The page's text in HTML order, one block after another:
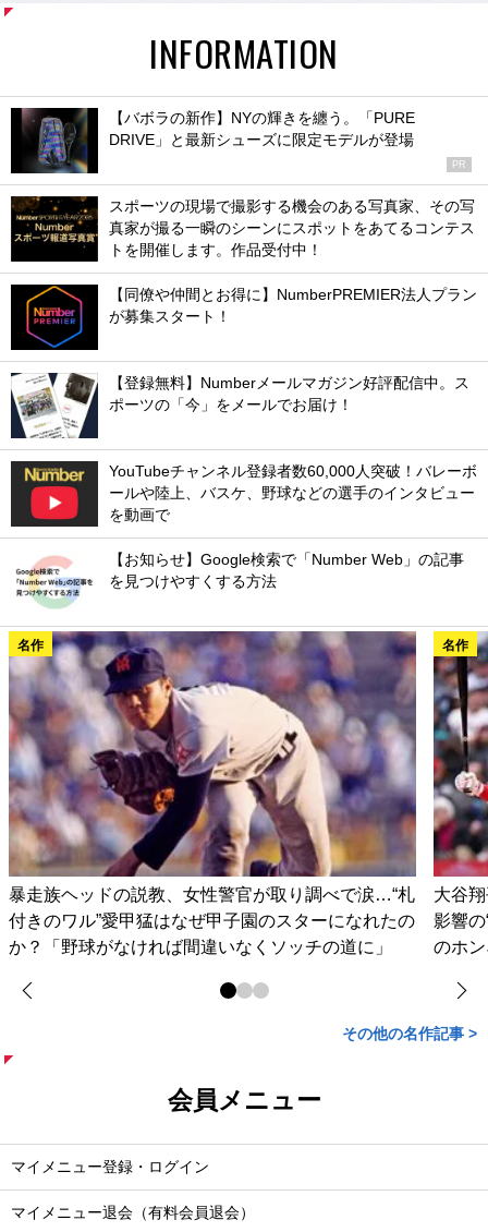
INFORMATION
【バボラの新作】NYの輝きを纏う。「PURE
DRIVE」と最新シューズに限定モデルが登場
PR
スポーツの現場で撮影する機会のある写真家、その写
真家が撮る一瞬のシーンにスポットをあてるコンテス
トを開催します。作品受付中！
【同僚や仲間とお得に】NumberPREMIER法人プラン
が募集スタート！
【登録無料】Numberメールマガジン好評配信中。ス
ポーツの「今」をメールでお届け！
YouTubeチャンネル登録者数60,000人突破！バレーボ
ールや陸上、バスケ、野球などの選手のインタビュー
を動画で
【お知らせ】Google検索で「Number Web」の記事
を見つけやすくする方法
名作
暴走族ヘッドの説教、女性警官が取り調べで涙…“札
付きのワル”愛甲猛はなぜ甲子園のスターになれたの
か？「野球がなければ間違いなくソッチの道に」
名作
大谷
影響
のホ
その他の名作記事 >
会員メニュー
マイメニュー登録・ログイン
マイメニュー退会（有料会員退会）